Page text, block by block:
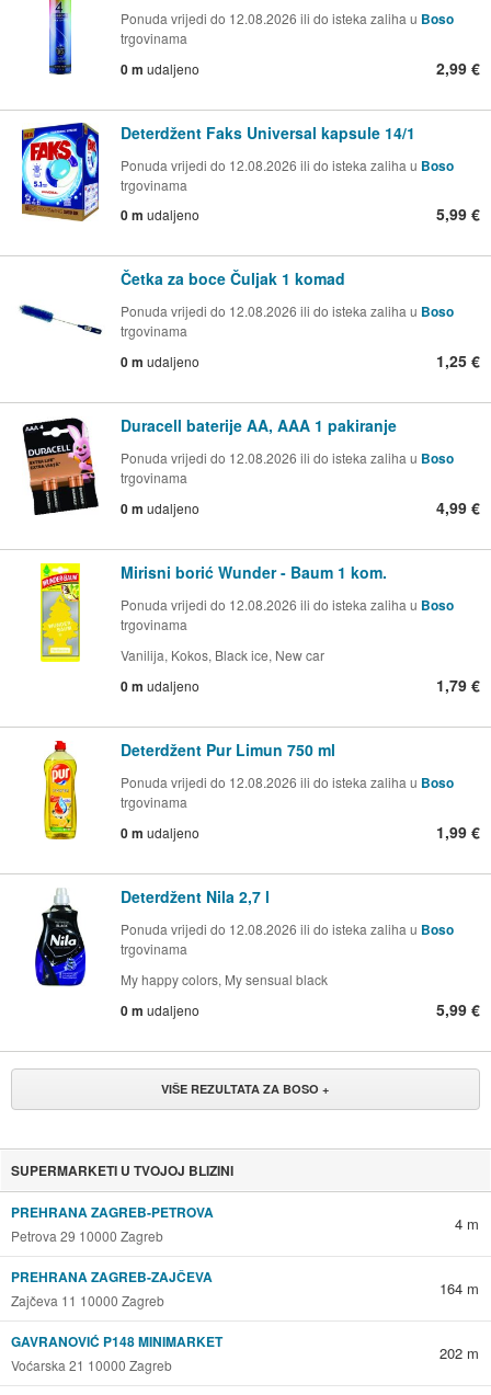
Ponuda vrijedi do 12.08.2026 ili do isteka zaliha u Boso
trgovinama
0 m udaljeno 2,99 €
Deterdžent Faks Universal kapsule 14/1
Ponuda vrijedi do 12.08.2026 ili do isteka zaliha u Boso
trgovinama
0 m udaljeno 5,99 €
Četka za boce Čuljak 1 komad
Ponuda vrijedi do 12.08.2026 ili do isteka zaliha u Boso
trgovinama
0 m udaljeno 1,25 €
Duracell baterije AA, AAA 1 pakiranje
Ponuda vrijedi do 12.08.2026 ili do isteka zaliha u Boso
trgovinama
0 m udaljeno 4,99 €
Mirisni borić Wunder - Baum 1 kom.
Ponuda vrijedi do 12.08.2026 ili do isteka zaliha u Boso
trgovinama
Vanilija, Kokos, Black ice, New car
0 m udaljeno 1,79 €
Deterdžent Pur Limun 750 ml
Ponuda vrijedi do 12.08.2026 ili do isteka zaliha u Boso
trgovinama
0 m udaljeno 1,99 €
Deterdžent Nila 2,7 l
Ponuda vrijedi do 12.08.2026 ili do isteka zaliha u Boso
trgovinama
My happy colors, My sensual black
0 m udaljeno 5,99 €
VIŠE REZULTATA ZA BOSO +
SUPERMARKETI U TVOJOJ BLIZINI
PREHRANA ZAGREB-PETROVA
Petrova 29 10000 Zagreb
4 m
PREHRANA ZAGREB-ZAJČEVA
Zajčeva 11 10000 Zagreb
164 m
GAVRANOVIĆ P148 MINIMARKET
Voćarska 21 10000 Zagreb
202 m